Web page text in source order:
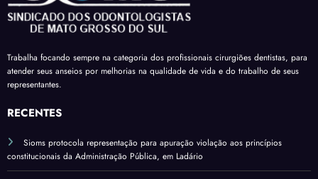
receb
am a
ubrid
ade
salári
o
base
férias
sobre
verba
s
comp
o
uma
comi
do*
Trabalha focando sempre na categoria dos profissionais cirurgiões dentistas, para
atender seus anseios por melhorias na qualidade de vida e do trabalho de seus
representantes.
RECENTES
Sioms protocola representação para apuração violação aos princípios
constitucionais da Administração Pública, em Ladário